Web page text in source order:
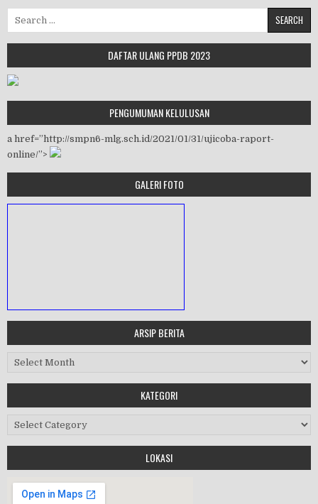
DAFTAR ULANG PPDB 2023
PENGUMUMAN KELULUSAN
a href=”http://smpn6-mlg.sch.id/2021/01/31/ujicoba-raport-
online/”>
GALERI FOTO
Workshop Perangkat 2019
HALAL BIHALAL
ARSIP BERITA
Arsip Berita
KATEGORI
Kategori
LOKASI